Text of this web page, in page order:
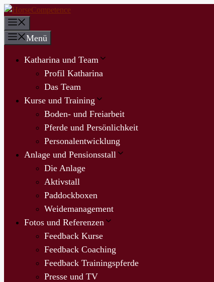
Zum
Inhalt
springenMenü
Katharina und Team
Profil Katharina
Das Team
Kurse und Training
Boden- und Freiarbeit
Pferde und Persönlichkeit
Personalentwicklung
Anlage und Pensionsstall
Die Anlage
Aktivstall
Paddockboxen
Weidemanagement
Fotos und Referenzen
Feedback Kurse
Feedback Coaching
Feedback Trainingspferde
Presse und TV